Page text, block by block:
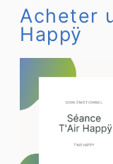
Acheter
Happÿ